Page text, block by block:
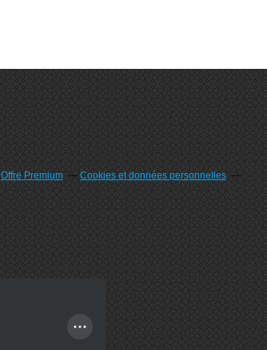
Offre Premium
Cookies et données personnelles